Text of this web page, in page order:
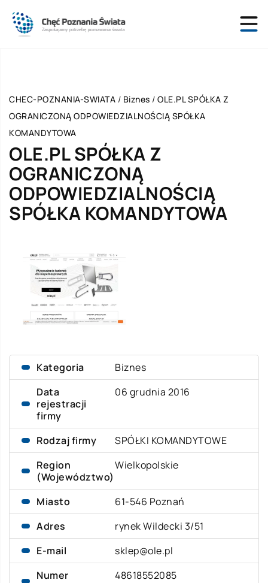
CHEC-POZNANIA-SWIATA / Biznes / OLE.PL SPÓŁKA Z
OGRANICZONĄ ODPOWIEDZIALNOŚCIĄ SPÓŁKA
KOMANDYTOWA
OLE.PL SPÓŁKA Z
OGRANICZONĄ
ODPOWIEDZIALNOŚCIĄ
SPÓŁKA KOMANDYTOWA
Kategoria
Biznes
Data
rejestracji
firmy
06 grudnia 2016
Rodzaj firmy
SPÓŁKI KOMANDYTOWE
Region
(Województwo)
Wielkopolskie
Miasto
61-546 Poznań
Adres
rynek Wildecki 3/51
E-mail
sklep@ole.pl
Numer
48618552085